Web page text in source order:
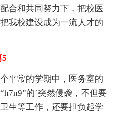
合和共同努力下，把校医
我校建设成为一流人才的
常的学期中，医务室的
的`突然侵袭，不但要
生等工作，还要担负起学